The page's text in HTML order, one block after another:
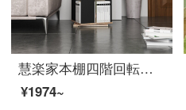
慧楽家本棚四階回転ロッカー簡易陳列棚フランス香樟木色+黒11379
¥1974~